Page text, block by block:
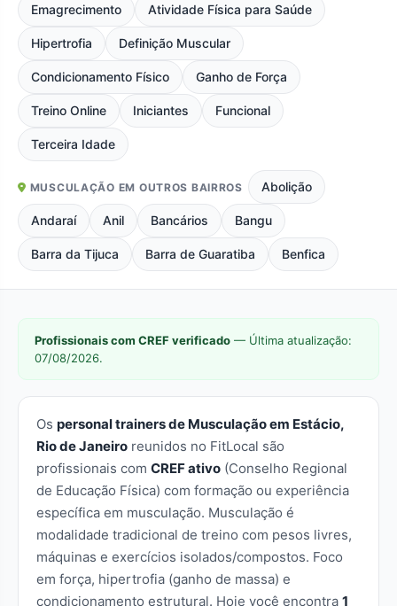
Emagrecimento Atividade Física para Saúde
Hipertrofia Definição Muscular
Condicionamento Físico Ganho de Força
Treino Online Iniciantes Funcional
Terceira Idade
MUSCULAÇÃO EM OUTROS BAIRROS Abolição
Andaraí Anil Bancários Bangu
Barra da Tijuca Barra de Guaratiba Benfica
Profissionais com CREF verificado — Última atualização:
07/08/2026.
Os personal trainers de Musculação em Estácio,
Rio de Janeiro reunidos no FitLocal são
profissionais com CREF ativo (Conselho Regional
de Educação Física) com formação ou experiência
específica em musculação. Musculação é
modalidade tradicional de treino com pesos livres,
máquinas e exercícios isolados/compostos. Foco
em força, hipertrofia (ganho de massa) e
condicionamento estrutural. Hoje você encontra 1